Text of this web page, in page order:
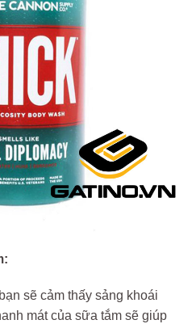
sẽ cảm thấy sảng khoái
mát của sữa tắm sẽ giúp